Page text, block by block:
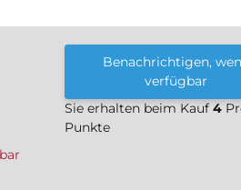
Benachrichtigen,
verfügbar
Sie erhalten beim Kauf 4
Punkte